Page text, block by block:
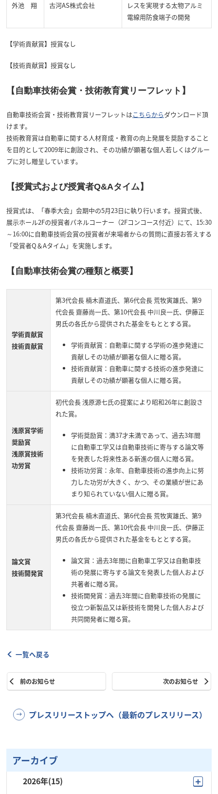
外池 翔 古河AS株式会社
レスを実現する太物アルミ
電線用防食端子の開発
【学術貢献賞】授賞なし
【技術貢献賞】授賞なし
【自動車技術会賞・技術教育賞リーフレット】
自動車技術会賞・技術教育賞リーフレットはこちらからダウンロード頂
けます。
技術教育賞は自動車に関する人材育成・教育の向上発展を奨励すること
を目的として2009年に創設され、その功績が顕著な個人若しくはグルー
プに対し贈呈しています。
【授賞式および授賞者Q&Aタイム】
授賞式は、「春季大会」会期中の5月23日に執り行います。授賞式後、
展示ホール2Fの授賞者パネルコーナー（2Fコンコース付近）にて、15:30
～16:00に自動車技術会賞の授賞者が来場者からの質問に直接お答えする
「受賞者Q＆Aタイム」を実施します。
【自動車技術会賞の種類と概要】
学術貢献賞
技術貢献賞
第3代会長 楠木直道氏、第6代会長 荒牧寅雄氏、第9
代会長 齋藤尚一氏、第10代会長 中川良一氏、伊藤正
男氏の各氏から提供された基金をもととする賞。
学術貢献賞：自動車に関する学術の進歩発達に
貢献しその功績が顕著な個人に贈る賞。
技術貢献賞：自動車に関する技術の進歩発達に
貢献しその功績が顕著な個人に贈る賞。
浅原賞学術
奨励賞
浅原賞技術
功労賞
初代会長 浅原源七氏の提案により昭和26年に創設さ
れた賞。
学術奨励賞：満37才未満であって、過去3年間
に自動車工学又は自動車技術に寄与する論文等
を発表した将来性ある新進の個人に贈る賞。
技術功労賞：永年、自動車技術の進歩向上に努
力した功労が大きく、かつ、その業績が世にあ
まり知られていない個人に贈る賞。
論文賞
技術開発賞
第3代会長 楠木直道氏、第6代会長 荒牧寅雄氏、第9
代会長 齋藤尚一氏、第10代会長 中川良一氏、伊藤正
男氏の各氏から提供された基金をもととする賞。
論文賞：過去3年間に自動車工学又は自動車技
術の発展に寄与する論文を発表した個人および
共著者に贈る賞。
技術開発賞：過去3年間に自動車技術の発展に
役立つ新製品又は新技術を開発した個人および
共同開発者に贈る賞。
一覧へ戻る
前のお知らせ 次のお知らせ
プレスリリーストップへ（最新のプレスリリース）
アーカイブ
2026年(15)